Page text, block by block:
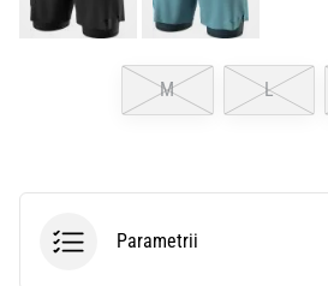
M L
Parametrii